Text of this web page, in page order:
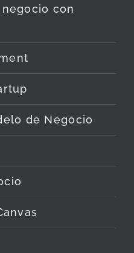
con
de Negocio